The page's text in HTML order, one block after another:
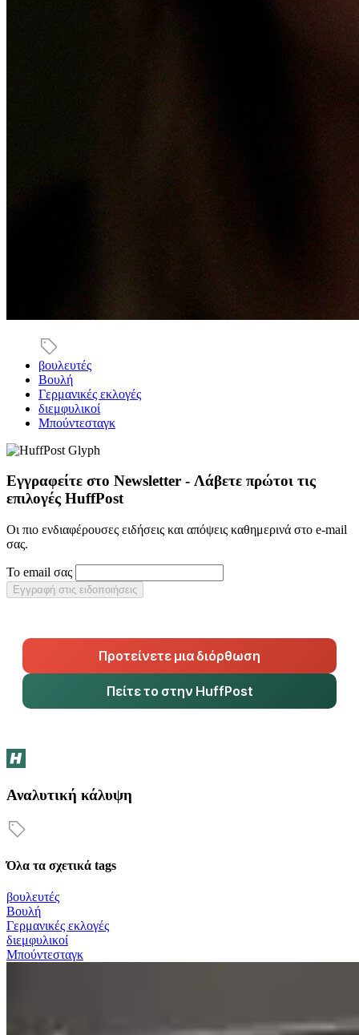
βουλευτές
Βουλή
Γερμανικές εκλογές
διεμφυλικοί
Μπούντεσταγκ
Εγγραφείτε στο Newsletter - Λάβετε πρώτοι τις
επιλογές HuffPost
Οι πιο ενδιαφέρουσες ειδήσεις και απόψεις καθημερινά στο e-mail
σας.
Το email σας
Εγγραφή στις ειδοποιήσεις
Προτείνετε μια διόρθωση
Πείτε το στην HuffPost
Αναλυτική κάλυψη
Όλα τα σχετικά tags
βουλευτές
Βουλή
Γερμανικές εκλογές
διεμφυλικοί
Μπούντεσταγκ